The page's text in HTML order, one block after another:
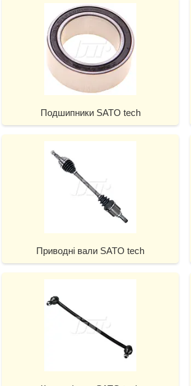
Подшипники SATO tech
Приводні вали SATO tech